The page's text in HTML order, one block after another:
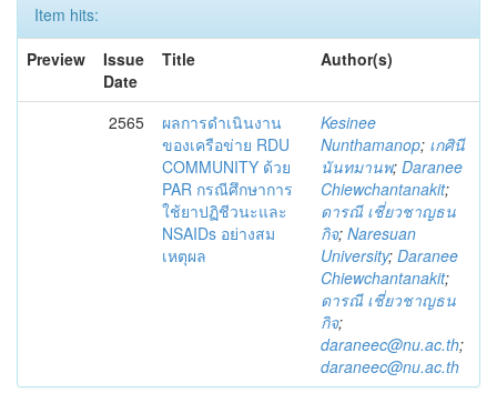
Item hits:
Preview
Issue
Date
Title Author(s)
2565
ผลการดำเนินงาน
ของเครือข่าย RDU
COMMUNITY ด้วย
PAR กรณีศึกษาการ
ใช้ยาปฏิชีวนะและ
NSAIDs อย่างสม
เหตุผล
Kesinee
Nunthamanop; เกศินี
นันทมานพ; Daranee
Chiewchantanakit;
ดารณี เชี่ยวชาญธน
กิจ; Naresuan
University; Daranee
Chiewchantanakit;
ดารณี เชี่ยวชาญธน
กิจ;
daraneec@nu.ac.th;
daraneec@nu.ac.th